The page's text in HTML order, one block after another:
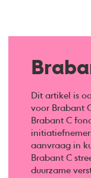
Dit artikel is
voor Brabant
Brabant C
aanvraag in
Brabant C
duurzame